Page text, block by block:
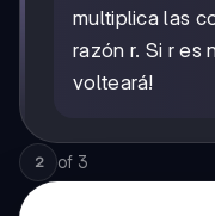
multiplica las
razón r. Si r es
volteará!
2 of 3